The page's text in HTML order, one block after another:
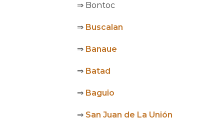
⇒ Bontoc
⇒ Buscalan
⇒ Banaue
⇒ Batad
⇒ Baguio
⇒ San Juan de La Unión